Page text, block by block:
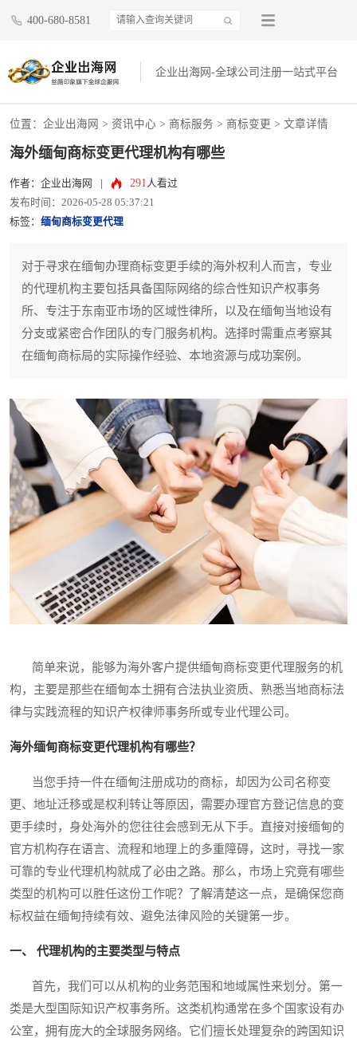
400-680-8581
企业出海网-全球公司注册一站式平台
位置： 企业出海网 > 资讯中心 > 商标服务 > 商标变更 > 文章详情
海外缅甸商标变更代理机构有哪些
作者：企业出海网 291人看过
发布时间：2026-05-28 05:37:21
标签： 缅甸商标变更代理
对于寻求在缅甸办理商标变更手续的海外权利人而言，专业
的代理机构主要包括具备国际网络的综合性知识产权事务
所、专注于东南亚市场的区域性律所，以及在缅甸当地设有
分支或紧密合作团队的专门服务机构。选择时需重点考察其
在缅甸商标局的实际操作经验、本地资源与成功案例。
简单来说，能够为海外客户提供缅甸商标变更代理服务的机
构，主要是那些在缅甸本土拥有合法执业资质、熟悉当地商标法
律与实践流程的知识产权律师事务所或专业代理公司。
海外缅甸商标变更代理机构有哪些？
当您手持一件在缅甸注册成功的商标，却因为公司名称变
更、地址迁移或是权利转让等原因，需要办理官方登记信息的变
更手续时，身处海外的您往往会感到无从下手。直接对接缅甸的
官方机构存在语言、流程和地理上的多重障碍，这时，寻找一家
可靠的专业代理机构就成了必由之路。那么，市场上究竟有哪些
类型的机构可以胜任这份工作呢？了解清楚这一点，是确保您商
标权益在缅甸持续有效、避免法律风险的关键第一步。
一、 代理机构的主要类型与特点
首先，我们可以从机构的业务范围和地域属性来划分。第一
类是大型国际知识产权事务所。这类机构通常在多个国家设有办
公室，拥有庞大的全球服务网络。它们擅长处理复杂的跨国知识